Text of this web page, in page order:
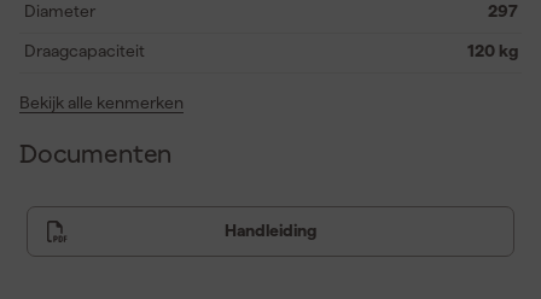
Diameter 297
Draagcapaciteit 120 kg
Bekijk alle kenmerken
Documenten
Handleiding